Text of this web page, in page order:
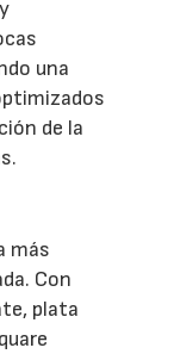
una
de la
más
Con
plata